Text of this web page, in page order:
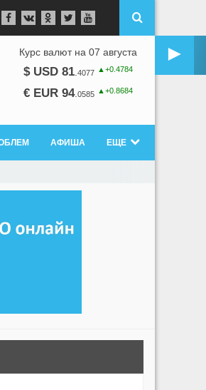
►
Курс валют на 07 августа
$ USD 81 4077 ▲+0.4784
€ EUR 94. 0585 ▲+0.8684
АФИША ЕЩЕ